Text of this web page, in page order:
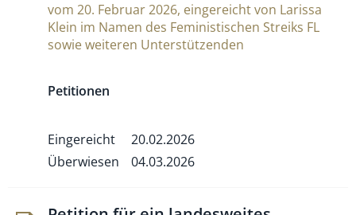
vom 20. Februar 2026, eingereicht von Larissa
Klein im Namen des Feministischen Streiks FL
sowie weiteren Unterstützenden
Petitionen
Eingereicht
20.02.2026
Überwiesen
04.03.2026